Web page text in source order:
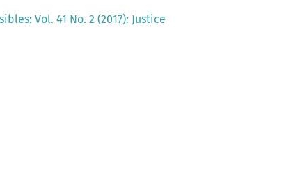
Vol. 41 No. 2 (2017): Justice